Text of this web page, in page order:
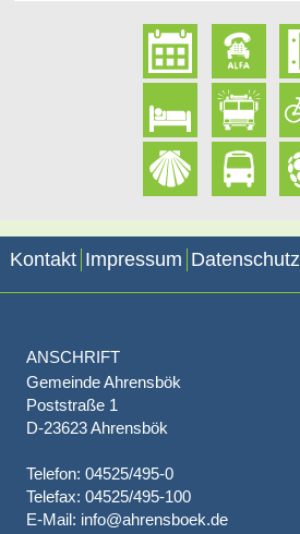
Kontakt Impressum Datenschutz
ANSCHRIFT
Gemeinde Ahrensbök
Poststraße 1
D-23623 Ahrensbök
Telefon: 04525/495-0
Telefax: 04525/495-100
E-Mail: info@ahrensboek.de